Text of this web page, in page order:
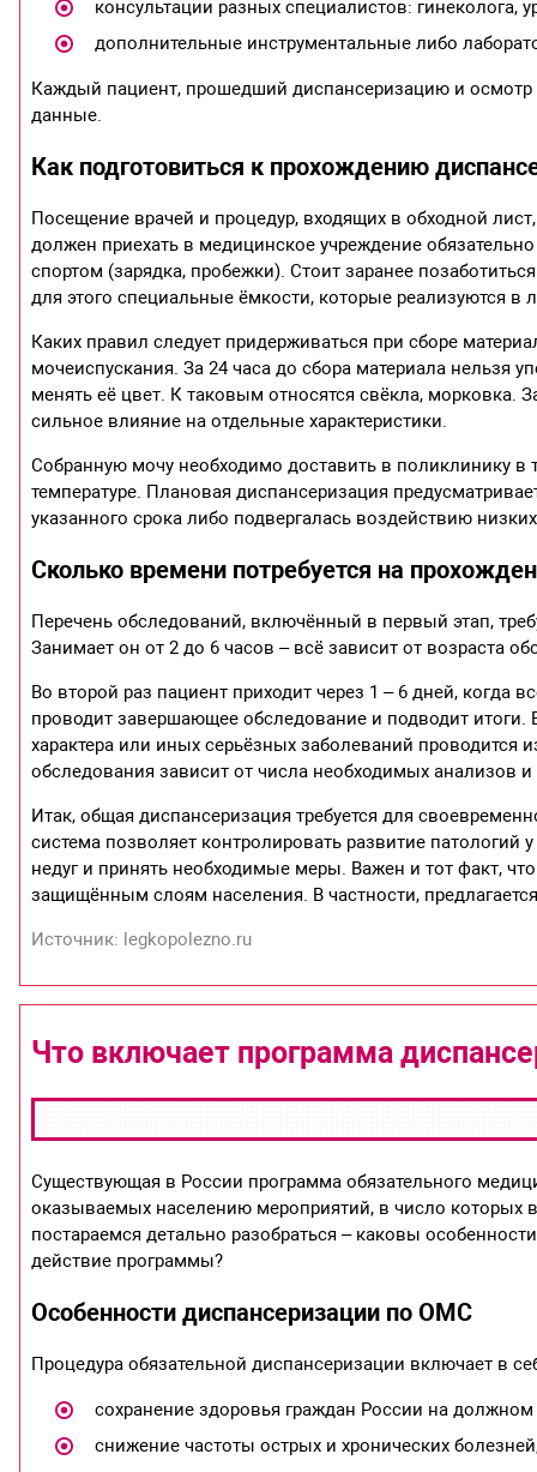
консультации разных специалистов: гинеколога,
дополнительные инструментальные либо
Каждый пациент, прошедший диспансеризацию и осмотр
данные.
Как подготовиться к прохождению
Посещение врачей и процедур, входящих в обходной
должен приехать в медицинское учреждение
спортом (зарядка, пробежки). Стоит заранее
для этого специальные ёмкости, которые реализуются в
Каких правил следует придерживаться при сборе
мочеиспускания. За 24 часа до сбора материала нельзя
менять её цвет. К таковым относятся свёкла,
сильное влияние на отдельные характеристики.
Собранную мочу необходимо доставить в поликлинику в
температуре. Плановая диспансеризация
указанного срока либо подвергалась воздействию
Сколько времени потребуется на
Перечень обследований, включённый в первый этап,
Занимает он от 2 до 6 часов – всё зависит от возраста
Во второй раз пациент приходит через 1 – 6 дней, когда
проводит завершающее обследование и подводит
характера или иных серьёзных заболеваний
обследования зависит от числа необходимых анализов
Итак, общая диспансеризация требуется для
система позволяет контролировать развитие
недуг и принять необходимые меры. Важен и тот факт,
защищённым слоям населения. В частности,
Источник: legkopolezno.ru
Что включает программа
Существующая в России программа обязательного
оказываемых населению мероприятий, в число которых
постараемся детально разобраться – каковы
действие программы?
Особенности диспансеризации по ОМС
Процедура обязательной диспансеризации включает в
сохранение здоровья граждан России на должном
снижение частоты острых и хронических